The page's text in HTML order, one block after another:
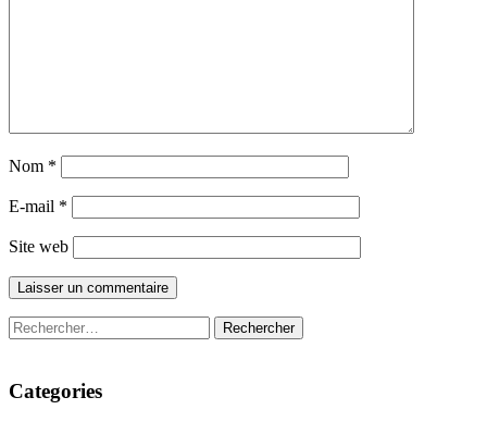
Nom *
E-mail *
Site web
Rechercher :
Categories